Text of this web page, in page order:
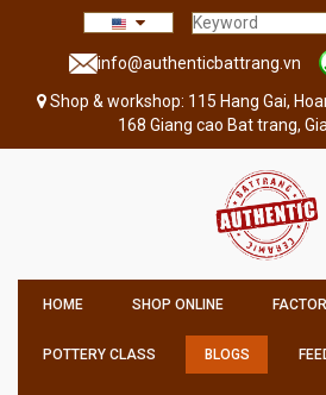
info@authenticbattrang.vn
Shop & workshop: 115 Hang Gai,
168 Giang cao Bat trang,
HOME SHOP ONLINE
POTTERY CLASS BLOGS